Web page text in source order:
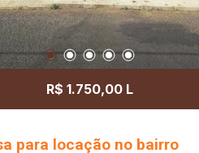
R$ 1.750,00 L
para locação no bairro